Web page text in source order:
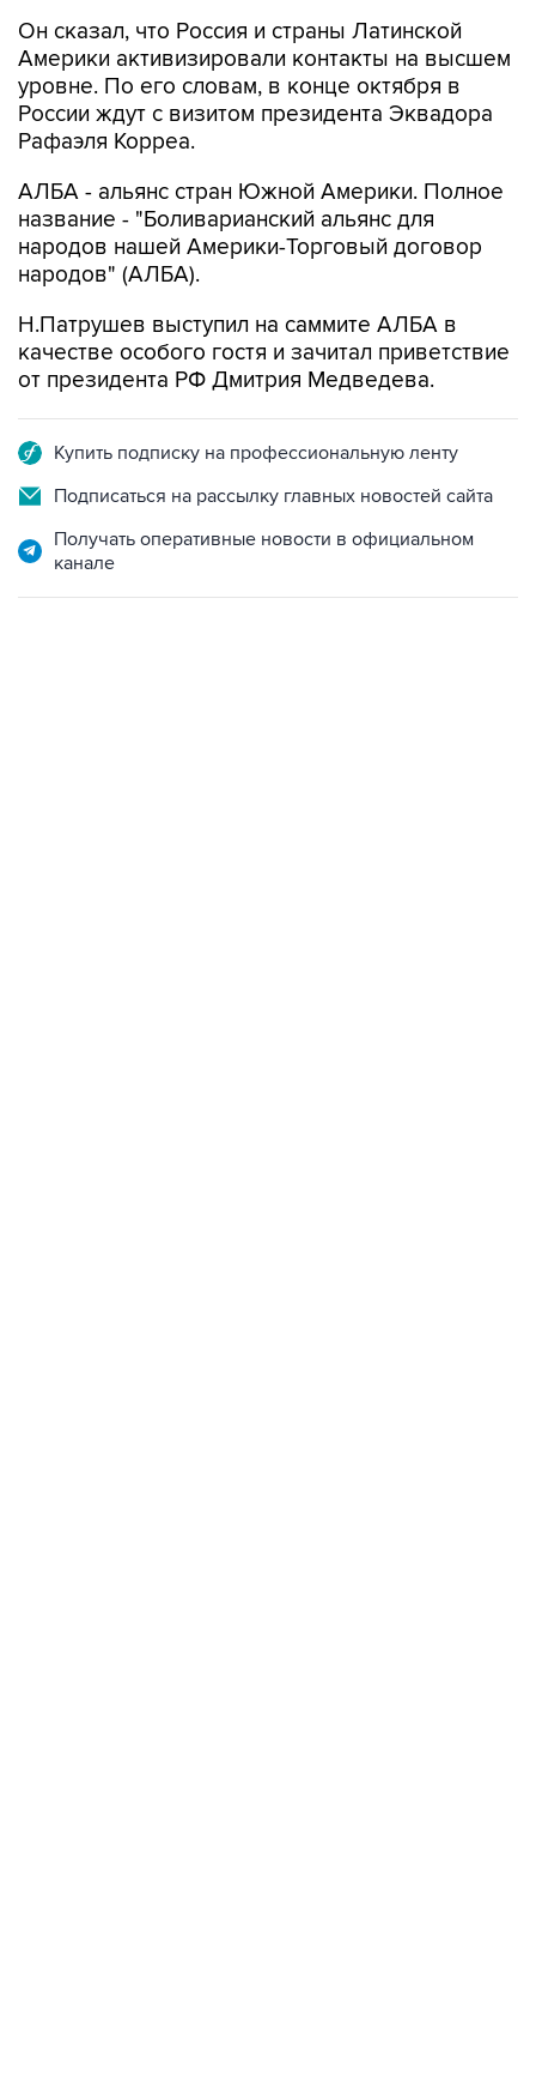
Он сказал, что Россия и страны Латинской
Америки активизировали контакты на высшем
уровне. По его словам, в конце октября в
России ждут с визитом президента Эквадора
Рафаэля Корреа.
АЛБА - альянс стран Южной Америки. Полное
название - "Боливарианский альянс для
народов нашей Америки-Торговый договор
народов" (АЛБА).
Н.Патрушев выступил на саммите АЛБА в
качестве особого гостя и зачитал приветствие
от президента РФ Дмитрия Медведева.
Купить подписку на профессиональную ленту
Подписаться на рассылку главных новостей сайта
Получать оперативные новости в официальном
канале